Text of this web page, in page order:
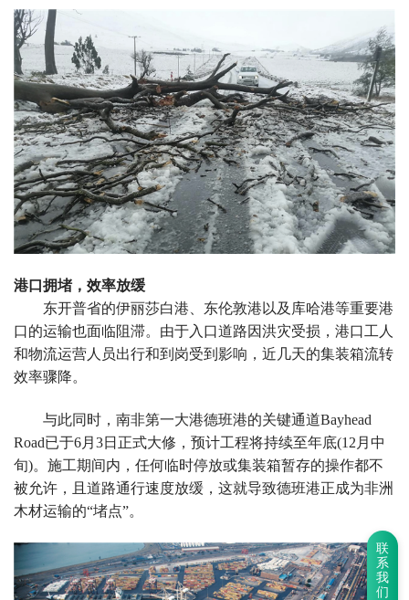
联
系
我
们
港口拥堵，效率放缓
东开普省的伊丽莎白港、东伦敦港以及库哈港等重要港
口的运输也面临阻滞。由于入口道路因洪灾受损，港口工人
和物流运营人员出行和到岗受到影响，近几天的集装箱流转
效率骤降。
与此同时，南非第一大港德班港的关键通道Bayhead
Road已于6月3日正式大修，预计工程将持续至年底(12月中
旬)。施工期间内，任何临时停放或集装箱暂存的操作都不
被允许，且道路通行速度放缓，这就导致德班港正成为非洲
木材运输的“堵点”。